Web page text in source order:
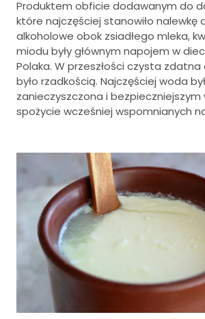
Produktem obficie dodawanym do
które najczęściej stanowiło nalewkę
alkoholowe obok zsiadłego mleka,
miodu były głównym napojem w
Polaka. W przeszłości czysta
było rzadkością. Najczęściej woda
zanieczyszczona i bezpieczniejszym
spożycie wcześniej wspomnianych